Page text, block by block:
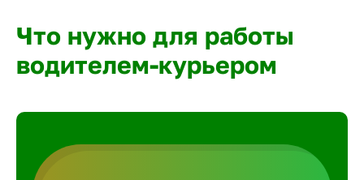
Что нужно для работы
водителем-курьером